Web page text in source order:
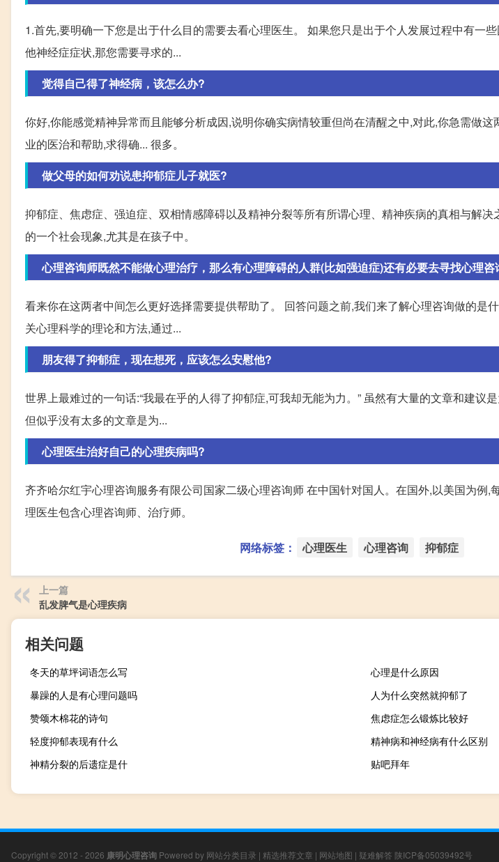
1.首先,要明确一下您是出于什么目的需要去看心理医生。 如果您只是出于个人发展过程中有一
他神经症症状,那您需要寻求的...
觉得自己得了神经病，该怎么办?
你好,你能感觉精神异常而且能够分析成因,说明你确实病情较重但尚在清醒之中,对此,你急需做
业的医治和帮助,求得确... 很多。
做父母的如何劝说患抑郁症儿子就医?
抑郁症、焦虑症、强迫症、双相情感障碍以及精神分裂等所有所谓心理、精神疾病的真相与解
的一个社会现象,尤其是在孩子中。
心理咨询师既然不能做心理治疗，那么有心理障碍的人群(比如强迫症)还有必要去寻找心理咨
看来你在这两者中间怎么更好选择需要提供帮助了。 回答问题之前,我们来了解心理咨询做的是
关心理科学的理论和方法,通过...
朋友得了抑郁症，现在想死，应该怎么安慰他?
世界上最难过的一句话:“我最在乎的人得了抑郁症,可我却无能为力。” 虽然有大量的文章和建议
但似乎没有太多的文章是为...
心理医生治好自己的心理疾病吗?
齐齐哈尔红宇心理咨询服务有限公司国家二级心理咨询师 在中国针对国人。在国外,以美国为例,
理医生包含心理咨询师、治疗师。
网络标签： 心理医生 心理咨询 抑郁症
上一篇
乱发脾气是心理疾病
相关问题
冬天的草坪词语怎么写
心理是什么原因
暴躁的人是有心理问题吗
人为什么突然就抑郁了
赞颂木棉花的诗句
焦虑症怎么锻炼比较好
轻度抑郁表现有什么
精神病和神经病有什么区别
神精分裂的后遗症是什
贴吧拜年
Copyright © 2012 - 2026 康明心理咨询 Powered by 网站分类目录 | 精选推荐文章 | 网站地图 | 疑难解答 陕ICP备05039492号